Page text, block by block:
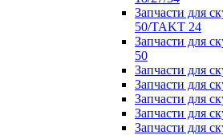
Запчасти для
50/TAKT 24
Запчасти для
50
Запчасти для
Запчасти для
Запчасти для
Запчасти для
Запчасти для